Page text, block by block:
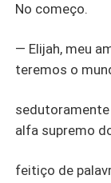
No começo.
— Elijah, meu
teremos o
sedutoramente
alfa supremo
feitiço de